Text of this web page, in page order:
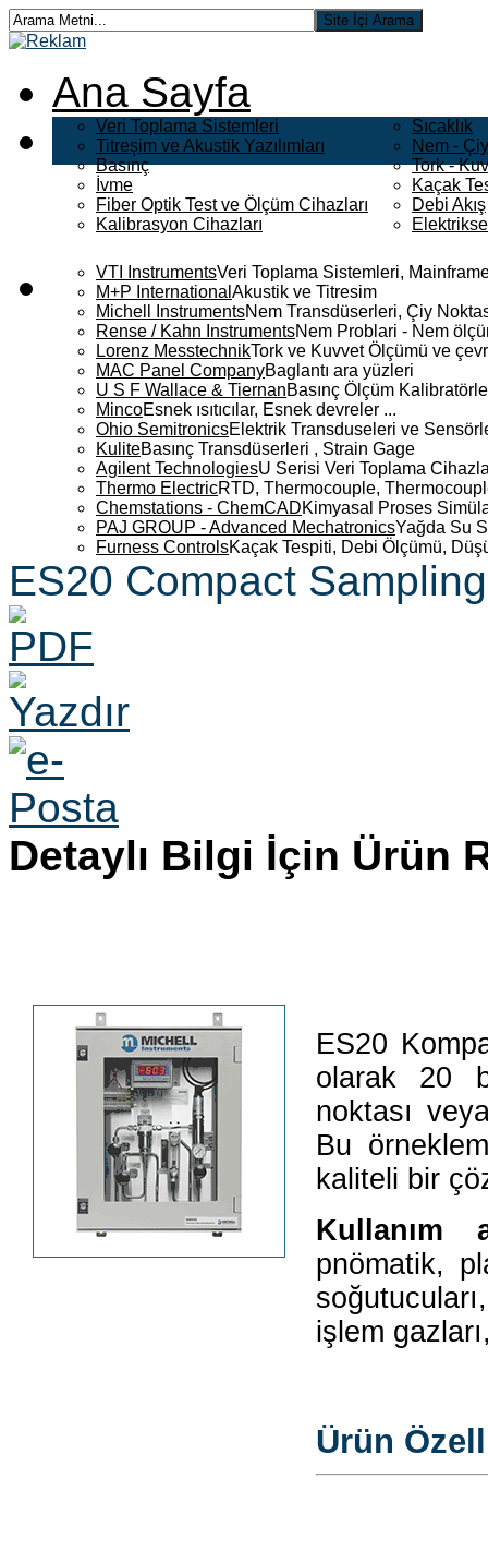
Ana Sayfa
Veri Toplama Sistemleri
Titreşim ve Akustik Yazılımları
Basınç
İvme
Fiber Optik Test ve Ölçüm Cihazları
Kalibrasyon Cihazları
Sıcaklık
Nem -
Tork -
Kaçak
Debi Akış
VTI InstrumentsVeri Toplama Sistemleri,
M+P International Akustik ve Titresim
Michell InstrumentsNem Transdüserleri, Çiy
Rense / Kahn InstrumentsNem Problari - Nem
Lorenz MesstechnikTork ve Kuvvet Ölçümü ve
MAC Panel CompanyBaglantı ara yüzleri
U S F Wallace & TiernanBasınç Ölçüm
MincoEsnek ısıtıcılar, Esnek devreler ...
Ohio SemitronicsElektrik Transduseleri ve
KuliteBasınç Transdüserleri , Strain Gage
Agilent TechnologiesU Serisi Veri Toplama
Thermo ElectricRTD, Thermocouple,
Chemstations - ChemCADKimyasal Proses
PAJ GROUP - Advanced MechatronicsYağda Su
Furness ControlsKaçak Tespiti, Debi Ölçümü,
ES20 Compact
Detaylı Bilgi İçin Ürün
ES20
olarak 20
noktası
Bu
kaliteli bir
Kullanım
pnömatik,
işlem
Ürün